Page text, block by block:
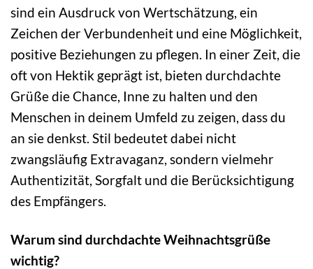
sind ein Ausdruck von Wertschätzung, ein
Zeichen der Verbundenheit und eine Möglichkeit,
positive Beziehungen zu pflegen. In einer Zeit, die
oft von Hektik geprägt ist, bieten durchdachte
Grüße die Chance, Inne zu halten und den
Menschen in deinem Umfeld zu zeigen, dass du
an sie denkst. Stil bedeutet dabei nicht
zwangsläufig Extravaganz, sondern vielmehr
Authentizität, Sorgfalt und die Berücksichtigung
des Empfängers.
Warum sind durchdachte Weihnachtsgrüße
wichtig?